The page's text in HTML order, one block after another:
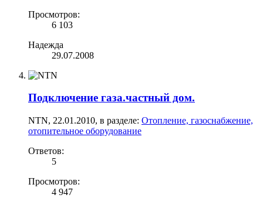
Просмотров:
6 103
Надежда
29.07.2008
Подключение газа.частный дом.
NTN, 22.01.2010, в разделе: Отопление, газоснабжение,
отопительное оборудование
Ответов:
5
Просмотров:
4 947